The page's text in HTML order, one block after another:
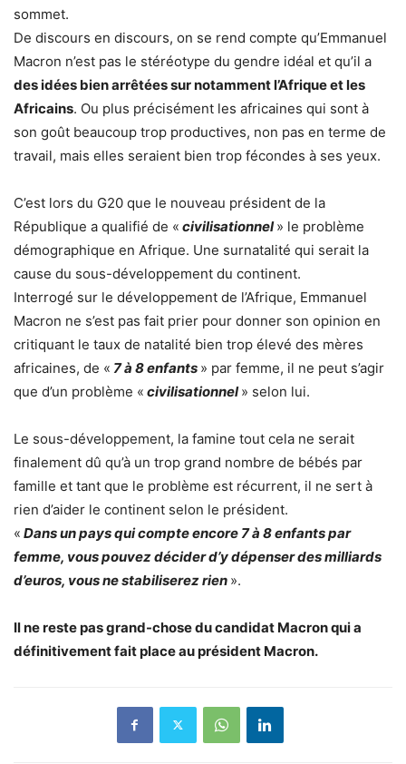
sommet.
De discours en discours, on se rend compte qu’Emmanuel
Macron n’est pas le stéréotype du gendre idéal et qu’il a
des idées bien arrêtées sur notamment l’Afrique et les
Africains. Ou plus précisément les africaines qui sont à
son goût beaucoup trop productives, non pas en terme de
travail, mais elles seraient bien trop fécondes à ses yeux.
C’est lors du G20 que le nouveau président de la
République a qualifié de « civilisationnel » le problème
démographique en Afrique. Une surnatalité qui serait la
cause du sous-développement du continent.
Interrogé sur le développement de l’Afrique, Emmanuel
Macron ne s’est pas fait prier pour donner son opinion en
critiquant le taux de natalité bien trop élevé des mères
africaines, de « 7 à 8 enfants » par femme, il ne peut s’agir
que d’un problème « civilisationnel » selon lui.
Le sous-développement, la famine tout cela ne serait
finalement dû qu’à un trop grand nombre de bébés par
famille et tant que le problème est récurrent, il ne sert à
rien d’aider le continent selon le président.
« Dans un pays qui compte encore 7 à 8 enfants par
femme, vous pouvez décider d’y dépenser des milliards
d’euros, vous ne stabiliserez rien ».
Il ne reste pas grand-chose du candidat Macron qui a
définitivement fait place au président Macron.